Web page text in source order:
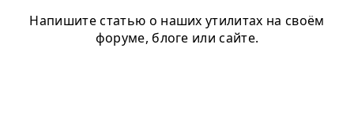
Напишите статью о наших утилитах на своём
форуме, блоге или сайте.